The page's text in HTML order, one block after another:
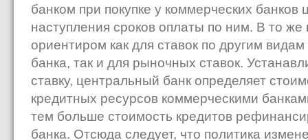
банком при покупке у коммерческих банков
наступления сроков оплаты по ним. В то
ориентиром как для ставок по другим
банка, так и для рыночных ставок.
ставку, центральный банк определяет
кредитных ресурсов коммерческими
тем больше стоимость кредитов
банка. Отсюда следует, что политика